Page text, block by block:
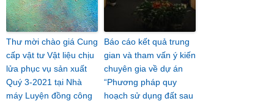
Thư mời chào giá Cung
cấp vật tư Vật liệu chịu
lửa phục vụ sản xuất
Quý 3-2021 tại Nhà
máy Luyện đồng công
Báo cáo kết quả trung
gian và tham vấn ý kiến
chuyên gia về dự án
“Phương pháp quy
hoạch sử dụng đất sau